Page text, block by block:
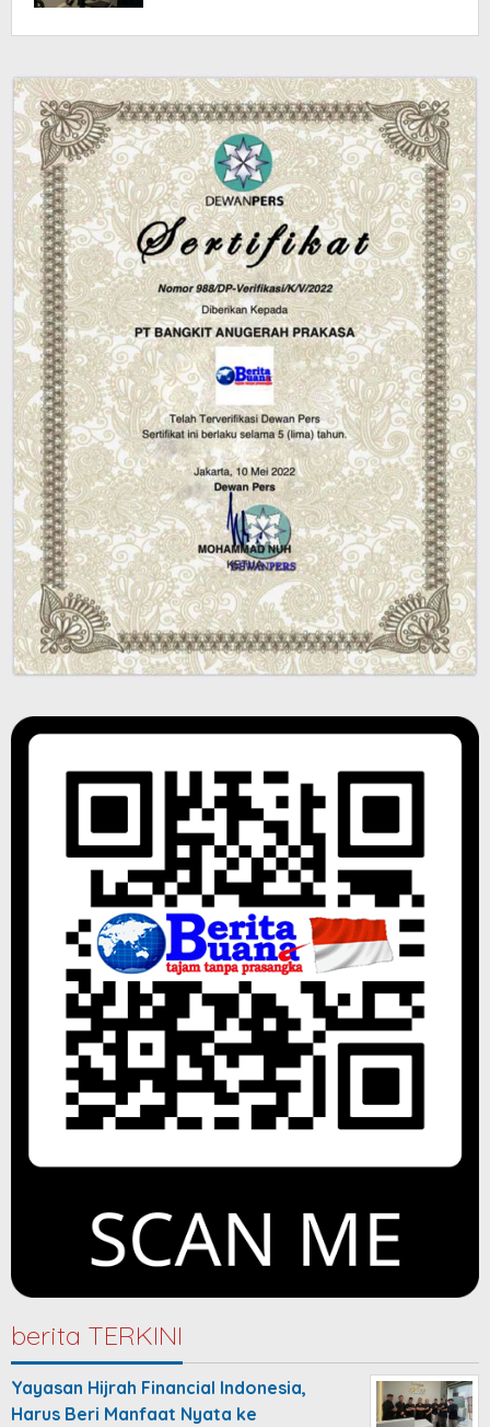
berita TERKINI
Yayasan Hijrah Financial Indonesia,
Harus Beri Manfaat Nyata ke